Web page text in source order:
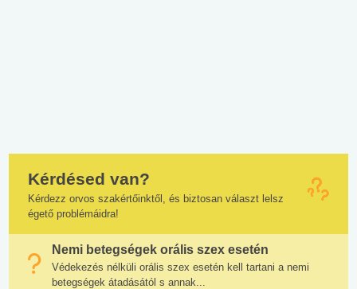
Kérdésed van?
Kérdezz orvos szakértőinktől, és biztosan választ lelsz
égető problémáidra!
Nemi betegségek orális szex esetén
Védekezés nélküli orális szex esetén kell tartani a nemi
betegségek átadásától s annak...